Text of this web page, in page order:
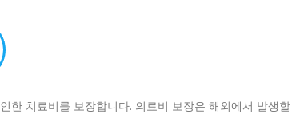
한 치료비를 보장합니다. 의료비 보장은 해외에서 발생할